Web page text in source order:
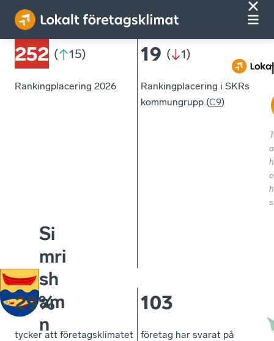
Si
mri
sh
am
n
252 ( 15)
Rankingplacering 2026
19 ( 1)
Rankingplacering i SKRs
kommungrupp (C9)
29%
tycker att företagsklimatet
103
företag har svarat på